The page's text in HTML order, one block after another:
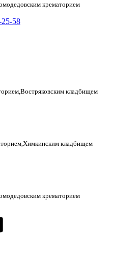
крематорием
58
кладбищем
кладбищем
крематорием